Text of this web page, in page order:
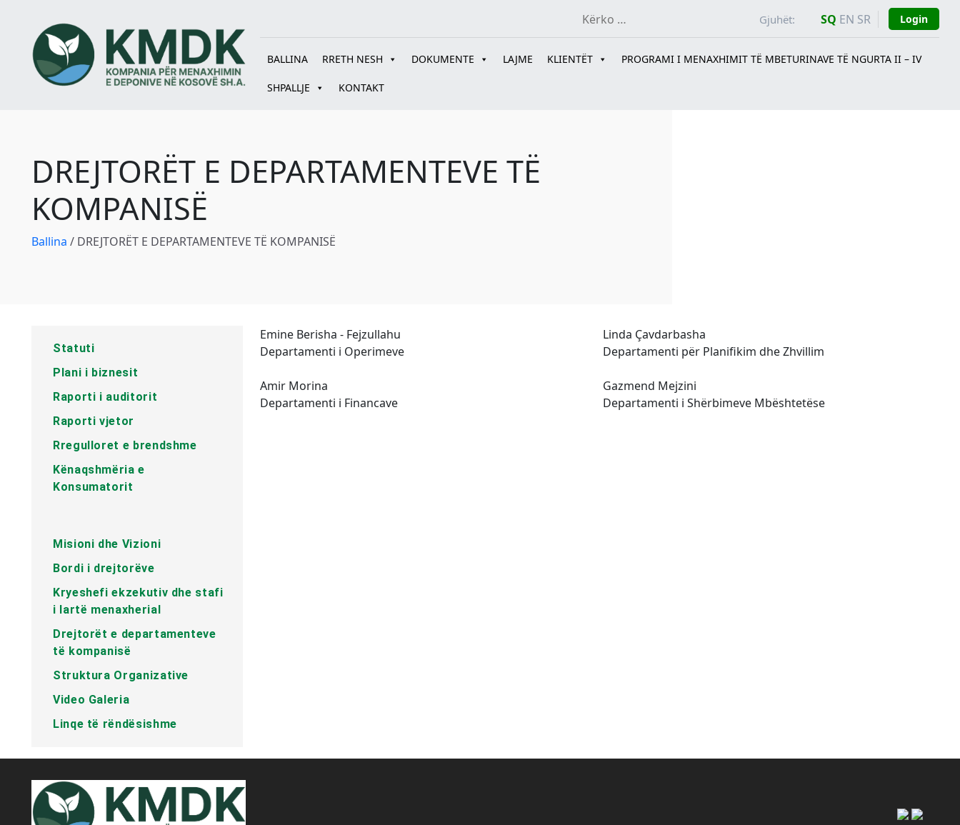
Gjuhët: SQ EN SR Login
BALLINA RRETH NESH DOKUMENTE LAJME KLIENTËT PROGRAMI I MENAXHIMIT TË MBETURINAVE TË NGURTA II – IV
SHPALLJE KONTAKT
DREJTORËT E DEPARTAMENTEVE TË
KOMPANISË
Ballina / DREJTORËT E DEPARTAMENTEVE TË KOMPANISË
Statuti
Plani i biznesit
Raporti i auditorit
Raporti vjetor
Rregulloret e brendshme
Kënaqshmëria e
Konsumatorit
Misioni dhe Vizioni
Bordi i drejtorëve
Kryeshefi ekzekutiv dhe stafi
i lartë menaxherial
Drejtorët e departamenteve
të kompanisë
Struktura Organizative
Video Galeria
Linqe të rëndësishme
Emine Berisha - Fejzullahu
Departamenti i Operimeve
Linda Çavdarbasha
Departamenti për Planifikim dhe Zhvillim
Amir Morina
Departamenti i Financave
Gazmend Mejzini
Departamenti i Shërbimeve Mbështetëse